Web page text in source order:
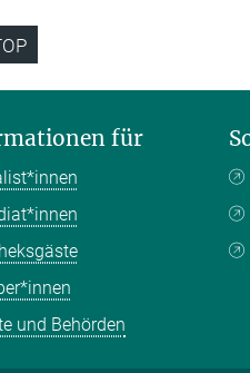
für
und Behörden